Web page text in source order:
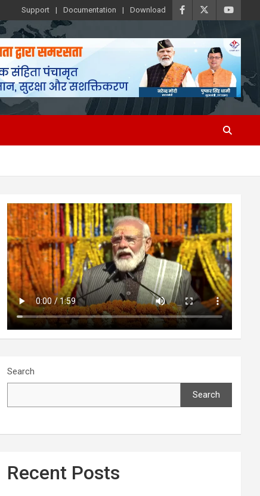
Support Documentation Download
Search
Search
Recent Posts